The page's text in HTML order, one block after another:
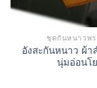
ชุดกันหนาวพร
อังสะกันหนาว ผ้า
นุ่มอ่อนโ